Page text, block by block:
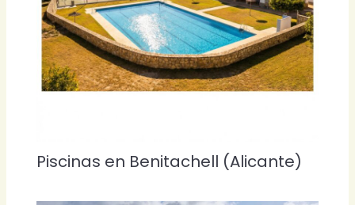
Piscinas en Benitachell (Alicante)